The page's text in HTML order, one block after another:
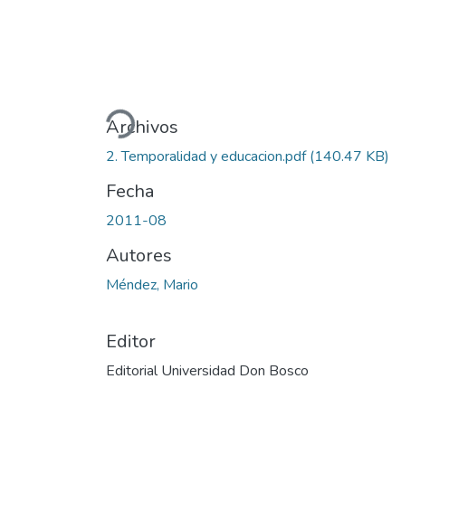
Cargando...
Archivos
2. Temporalidad y educacion.pdf(140.47 KB)
Fecha
2011-08
Autores
Méndez, Mario
Editor
Editorial Universidad Don Bosco